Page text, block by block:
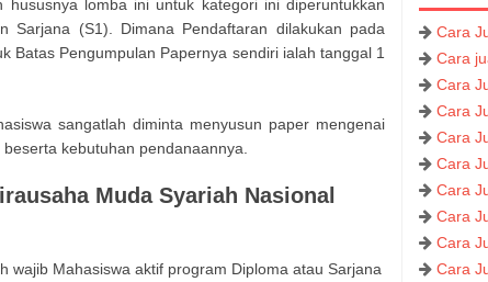
lomba ini untuk kategori ini diperuntukkan
Sarjana (S1). Dimana Pendaftaran dilakukan pada
Batas Pengumpulan Papernya sendiri ialah tanggal 1
sangatlah diminta menyusun paper mengenai
kebutuhan pendanaannya.
Muda Syariah Nasional
wajib Mahasiswa aktif program Diploma atau Sarjana
Cara
Cara
Cara
Cara
Cara
Cara
Cara
Cara
Cara
Cara